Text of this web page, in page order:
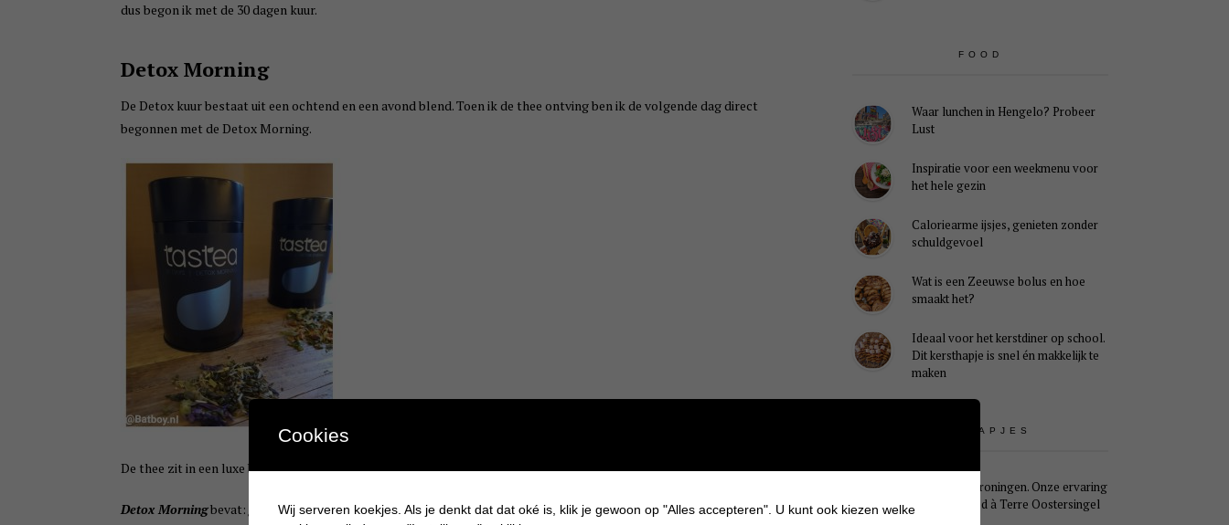
dus begon ik met de 30 dagen kuur.
Detox Morning
De Detox kuur bestaat uit een ochtend en een avond blend. Toen ik de thee ontving ben ik de volgende dag direct
begonnen met de Detox Morning.
De thee zit in een luxe blik en wanneer je de deksel eraf haalt komt de heerlijke geur je tegemoet!
Detox Morningbevat:
groene thee matcha, citroenmelisse, mate green, natuurlijke smaakversterkers (citroen-abrikoos
FOOD
Waar lunchen in Hengelo? Probeer
Lust
Inspiratie voor een weekmenu voor
het hele gezin
Caloriearme ijsjes, genieten zonder
schuldgevoel
Wat is een Zeeuwse bolus en hoe
smaakt het?
Ideaal voor het kerstdiner op school.
Dit kersthapje is snel én makkelijk te
maken
UITSTAPJES
Weekendje Groningen. Onze ervaring
met B&B Pied à Terre Oostersingel
Cookies
Wij serveren koekjes. Als je denkt dat dat oké is, klik je gewoon op "Alles accepteren". U kunt ook kiezen welke